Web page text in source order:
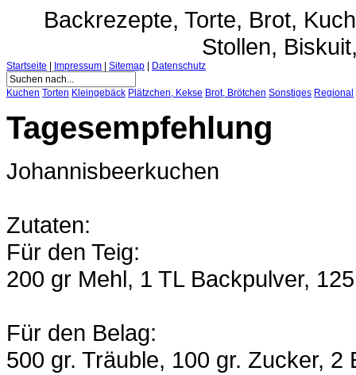
Backrezepte, Torte, Brot,
Stollen,
Startseite Impressum Sitemap Datenschutz
Kuchen Torten Kleingebäck Plätzchen, Kekse Brot, Brötchen Sonstiges Regional
Tagesempfehlung
Johannisbeerkuchen
Zutaten:
Für den Teig:
200 gr Mehl, 1 TL Backpulver,
Für den Belag:
500 gr. Träuble, 100 gr. Zucker,